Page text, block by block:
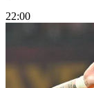
22:00